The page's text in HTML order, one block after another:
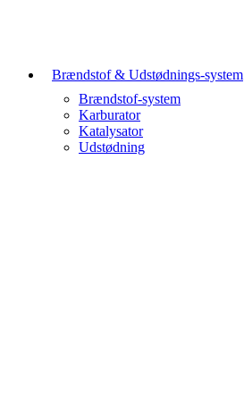
Brændstof & Udstødnings-system
Brændstof-system
Karburator
Katalysator
Udstødning